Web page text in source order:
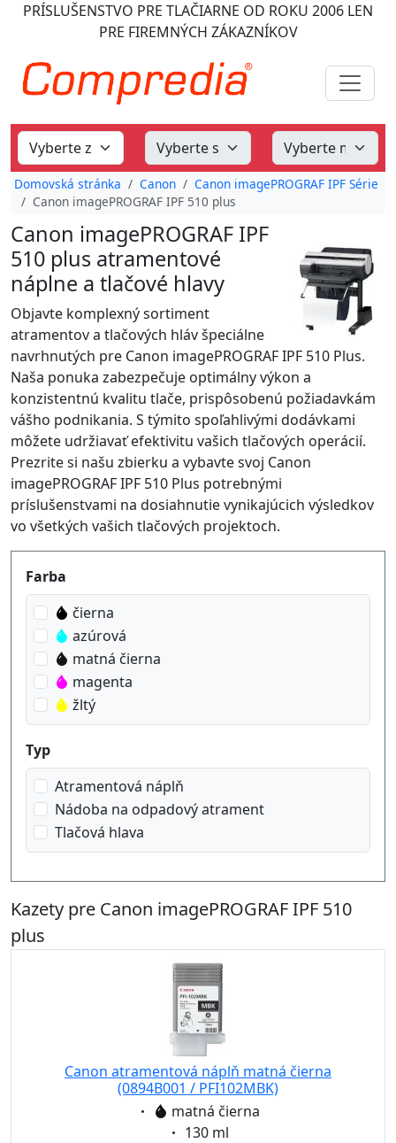
PRÍSLUŠENSTVO PRE TLAČIARNE OD ROKU 2006 LEN
PRE FIREMNÝCH ZÁKAZNÍKOV
Domovská stránka Canon
Canon imagePROGRAF IPF Série
Canon imagePROGRAF IPF 510 plus
Canon imagePROGRAF IPF
510 plus atramentové
náplne a tlačové hlavy
Objavte komplexný sortiment
atramentov a tlačových hláv špeciálne
navrhnutých pre Canon imagePROGRAF IPF 510 Plus.
Naša ponuka zabezpečuje optimálny výkon a
konzistentnú kvalitu tlače, prispôsobenú požiadavkám
vášho podnikania. S týmito spoľahlivými dodávkami
môžete udržiavať efektivitu vašich tlačových operácií.
Prezrite si našu zbierku a vybavte svoj Canon
imagePROGRAF IPF 510 Plus potrebnými
príslušenstvami na dosiahnutie vynikajúcich výsledkov
vo všetkých vašich tlačových projektoch.
Produktfilter
Farba
čierna
azúrová
matná čierna
magenta
žltý
Typ
Atramentová náplň
Nádoba na odpadový atrament
Tlačová hlava
Kazety pre Canon imagePROGRAF IPF 510
plus
Canon atramentová náplň matná čierna
(0894B001 / PFI102MBK)
Eigenschaft:
matná čierna
Eigenschaft:
130 ml